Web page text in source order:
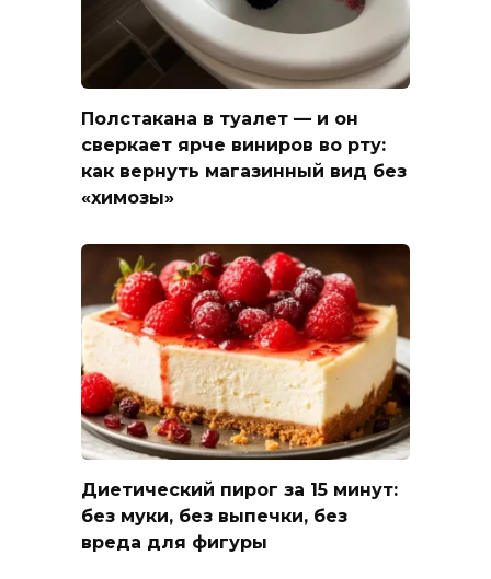
Полстакана в туалет — и он
сверкает ярче виниров во рту:
как вернуть магазинный вид без
«химозы»
Диетический пирог за 15 минут:
без муки, без выпечки, без
вреда для фигуры